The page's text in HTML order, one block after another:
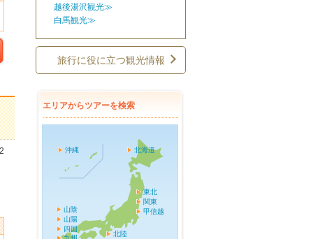
越後湯沢観光≫
白馬観光≫
旅行に役に立つ観光情報
エリアからツアーを検索
北海道
東北
関東
甲信越
北陸
山陰
山陽
四国
沖縄